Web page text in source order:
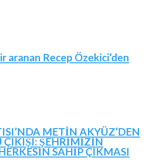
aranan Recep Özekici’den
METİN AKYÜZ’DEN
ÇIKIŞI: ŞEHRİMİZİN
SAHİP ÇIKMASI